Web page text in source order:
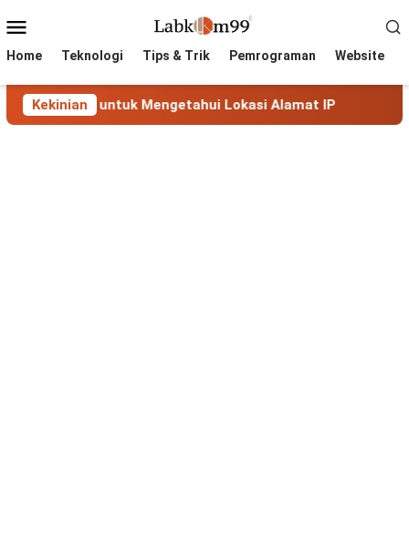
to
Menu
Home Teknologi Tips & Trik Pemrograman Website
Kekinian
untuk Mengetahui Lokasi Alamat IP MaxMind